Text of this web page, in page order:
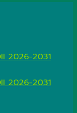
2026-2031
2026-2031